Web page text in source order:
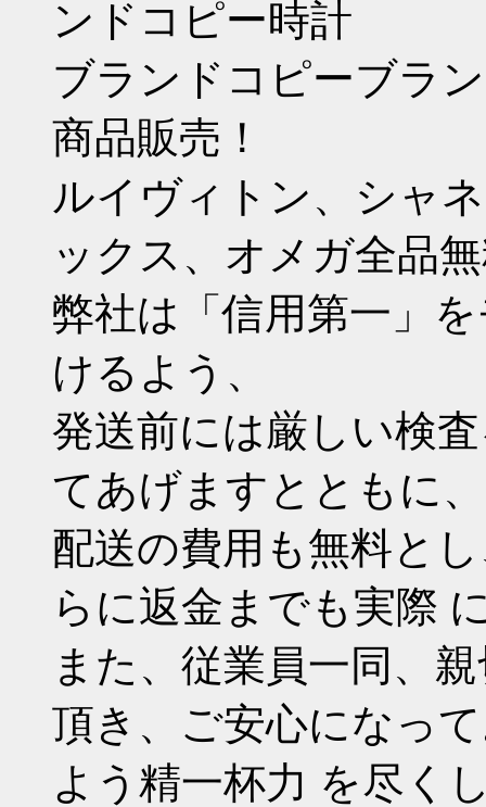
ンドコピー時計
ブランドコピーブラ
商品販売！
ルイヴィトン、シャ
ックス、オメガ全品
弊社は「信用第一」
けるよう、
発送前には厳しい検
てあげますとともに、
配送の費用も無料と
らに返金までも実際
また、従業員一同、
頂き、ご安心になっ
よう精一杯力 を尽く